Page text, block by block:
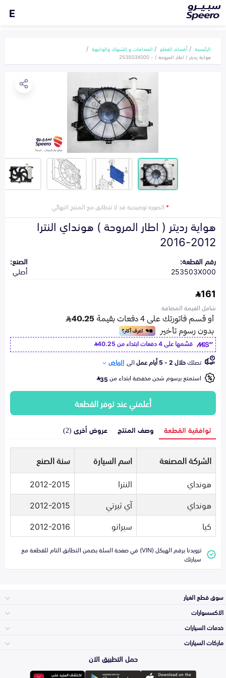
E
الرئيسية أقسام القطع
الصدامات و الشبوك والواجهة
هواية رديتر ( اطار المروحة ) - 253503X000
*الصورة توضيحية قد لا تتطابق مع المنتج النهائي
هواية رديتر ( اطار المروحة ) هونداي النترا
2012-2016
رقم القطعة:
253503X000
الصنع:
أصلي
161
شامل القيمة المضافة
قسّمها على 4 دفعات ابتداء من
40.25
تصلكخلال 2 - 5 أيام عمل الى الرياض
استمتع برسوم شحن مخفضة ابتداء من35
أعلمني عند توفر القطعة
توافقية القطعة وصف المنتج عروض أخرى (2)
الشركة المصنعة اسم السيارة
سنة الصنع
هونداي
النترا
2012-2015
هونداي
آي ثيرتي
2012-2015
كيا
سيراتو 2012-2016
تزويدنا برقم الهيكل (VIN) في صفحة السلة يضمن التطابق التام للقطعة مع
سيارتك
سوق قطع الغيار
المكائن، القيرات
وملحقاتها
الاكسسوارات
خدمات السيارات
الأكثر مبيعاً
ماركات السيارات
تويوتا
حمل التطبيق الان